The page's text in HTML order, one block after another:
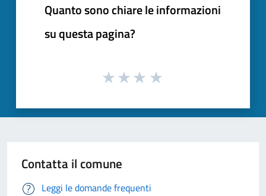
Quanto sono chiare le informazioni
su questa pagina?
Contatta il comune
Leggi le domande frequenti